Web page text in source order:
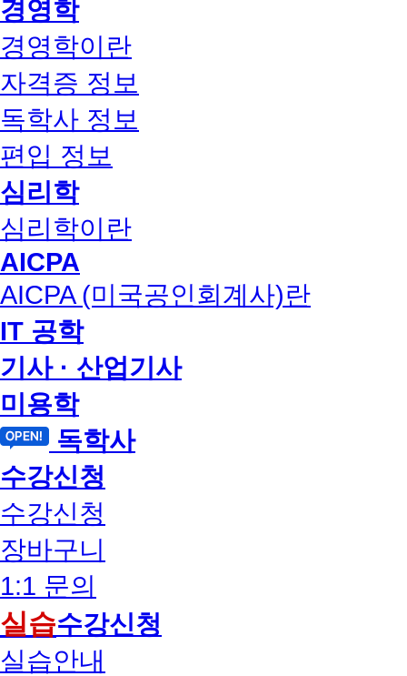
경영학
경영학이란
자격증 정보
독학사 정보
편입 정보
심리학
심리학이란
AICPA
AICPA (미국공인회계사)란
IT 공학
기사 · 산업기사
미용학
독학사
수강신청
수강신청
장바구니
1:1 문의
실습수강신청
실습안내